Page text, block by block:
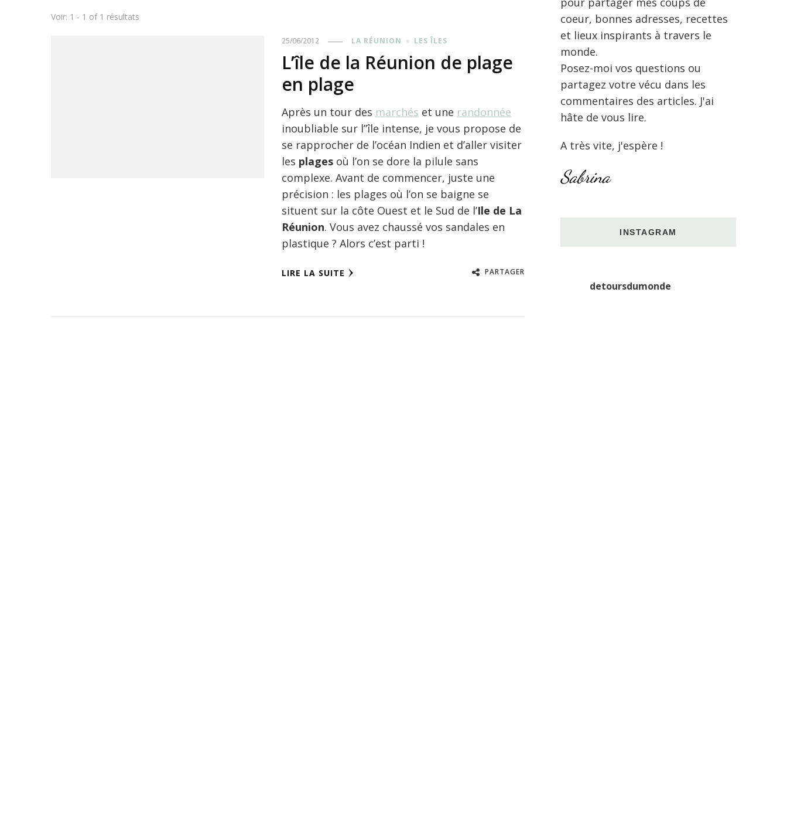
Voir: 1 - 1 of 1 résultats
25/06/2012 LA RÉUNION LES ÎLES
L’île de la Réunion de plage
en plage
Après un tour des marchés et une randonnée
inoubliable sur l”île intense, je vous propose de
se rapprocher de l’océan Indien et d’aller visiter
les plages où l’on se dore la pilule sans
complexe. Avant de commencer, juste une
précision : les plages où l’on se baigne se
situent sur la côte Ouest et le Sud de l’Ile de La
Réunion. Vous avez chaussé vos sandales en
plastique ? Alors c’est parti !
LIRE LA SUITE PARTAGER
coeur, bonnes adresses, recettes
et lieux inspirants à travers le
monde.
Posez-moi vos questions ou
partagez votre vécu dans les
commentaires des articles. J'ai
hâte de vous lire.
A très vite, j'espère !
Sabrina
INSTAGRAM
detoursdumonde